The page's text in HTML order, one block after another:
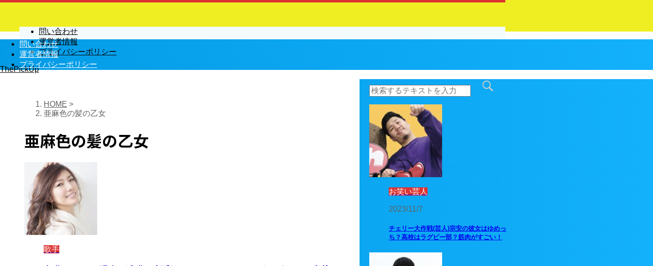
問い合わせ
運営者情報
プライバシーポリシー
ThePickUp
問い合わせ
運営者情報
プライバシーポリシー
HOME >
亜麻色の髪の乙女
亜麻色の髪の乙女
歌手
お笑い芸人
2023/11/7
チェリー大作戦(芸人)宗安の彼女はゆめっ
ち？高校はラグビー部？筋肉がすごい！